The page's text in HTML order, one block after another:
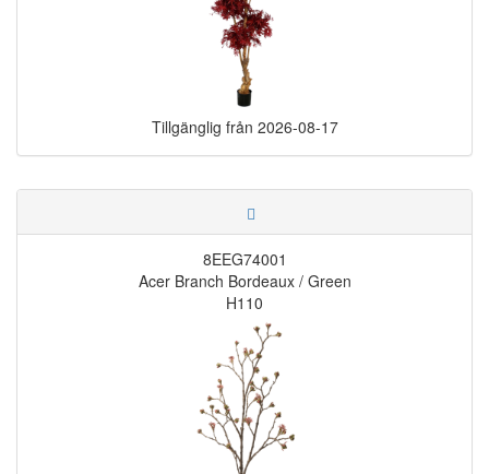
Tillgänglig från 2026-08-17
8EEG74001
Acer Branch Bordeaux / Green
H110